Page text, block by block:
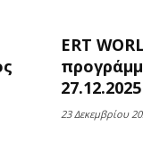
ERT
27.12.2025
23 Δεκεμβρίου